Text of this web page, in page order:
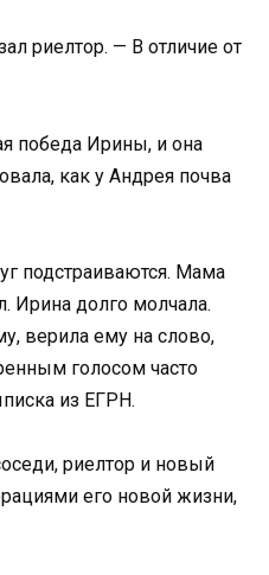
риелтор. — В отличие от
победа Ирины, и она
как у Андрея почва
подстраиваются. Мама
Ирина долго молчала.
верила ему на слово,
голосом часто
из ЕГРН.
риелтор и новый
его новой жизни,